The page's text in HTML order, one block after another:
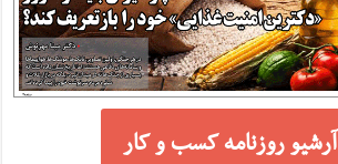
آرشیو روزنامه کسب و کار